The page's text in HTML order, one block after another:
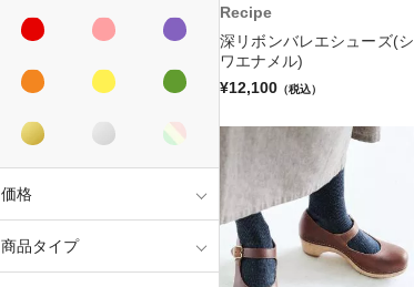
価格
商品タイプ
Recipe
深リボンバレエシューズ(シ
ワエナメル)
¥12,100 （税込）